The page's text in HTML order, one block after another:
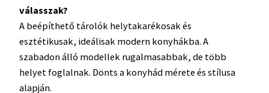
válasszak?
A beépíthető tárolók helytakarékosak és
esztétikusak, ideálisak modern konyhákba. A
szabadon álló modellek rugalmasabbak, de több
helyet foglalnak. Dönts a konyhád mérete és stílusa
alapján.